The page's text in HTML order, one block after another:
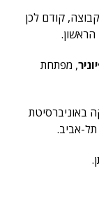
קודם לכן
, מפתחת
באוניברסיטת
תל-אביב.